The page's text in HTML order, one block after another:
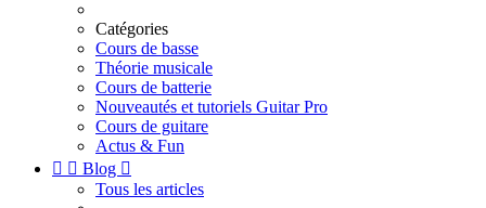
Catégories
Cours de basse
Théorie musicale
Cours de batterie
Nouveautés et tutoriels Guitar Pro
Cours de guitare
Actus & Fun
  Blog 
Tous les articles